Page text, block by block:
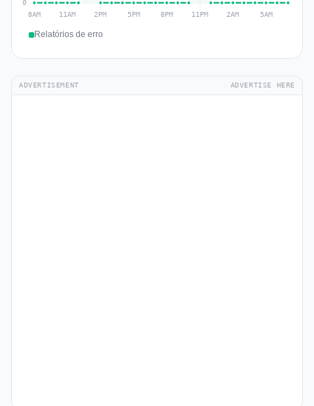
Relatórios de erro
ADVERTISEMENT ADVERTISE HERE